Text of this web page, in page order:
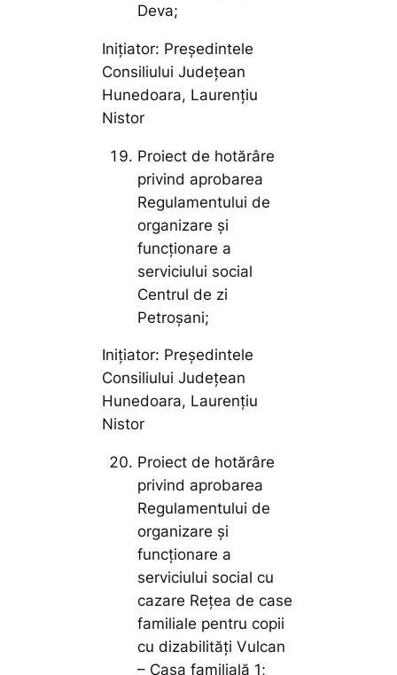
Deva;
Inițiator: Președintele
Consiliului Județean
Hunedoara, Laurențiu
Nistor
Proiect de hotărâre
privind aprobarea
Regulamentului de
organizare și
funcționare a
serviciului social
Centrul de zi
Petroșani;
Inițiator: Președintele
Consiliului Județean
Hunedoara, Laurențiu
Nistor
Proiect de hotărâre
privind aprobarea
Regulamentului de
organizare și
funcționare a
serviciului social cu
cazare Rețea de case
familiale pentru copii
cu dizabilități Vulcan
– Casa familială 1;